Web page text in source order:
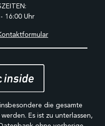
16:00 Uhr
die gesamte
Es ist zu unterlassen,